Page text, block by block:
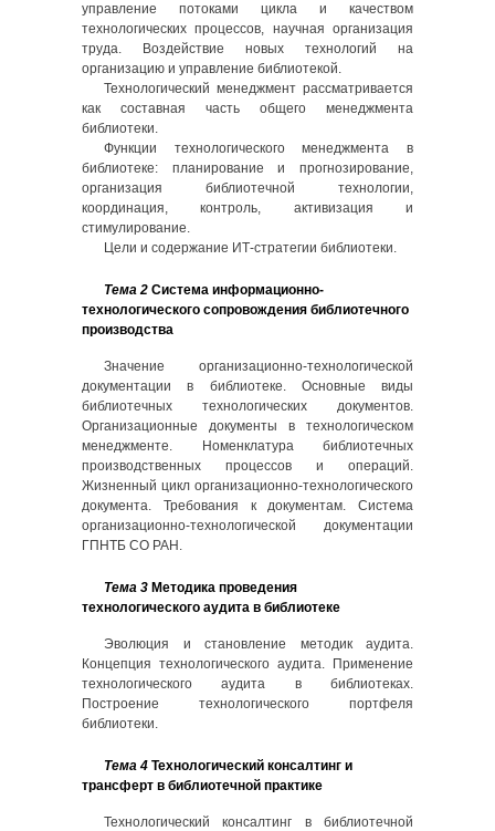
управление потоками цикла и качеством
технологических процессов, научная организация
труда. Воздействие новых технологий на
организацию и управление библиотекой.
Технологический менеджмент рассматривается
как составная часть общего менеджмента
библиотеки.
Функции технологического менеджмента в
библиотеке: планирование и прогнозирование,
организация библиотечной технологии,
координация, контроль, активизация и
стимулирование.
Цели и содержание ИТ-стратегии библиотеки.
Тема 2 Система информационно-
технологического сопровождения библиотечного
производства
Значение организационно-технологической
документации в библиотеке. Основные виды
библиотечных технологических документов.
Организационные документы в технологическом
менеджменте. Номенклатура библиотечных
производственных процессов и операций.
Жизненный цикл организационно-технологического
документа. Требования к документам. Система
организационно-технологической документации
ГПНТБ СО РАН.
Тема 3 Методика проведения
технологического аудита в библиотеке
Эволюция и становление методик аудита.
Концепция технологического аудита. Применение
технологического аудита в библиотеках.
Построение технологического портфеля
библиотеки.
Тема 4 Технологический консалтинг и
трансферт в библиотечной практике
Технологический консалтинг в библиотечной